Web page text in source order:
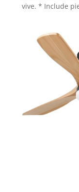
vive. * Include